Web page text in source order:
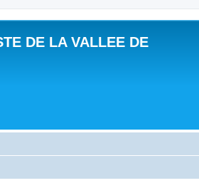
DE LA VALLEE DE